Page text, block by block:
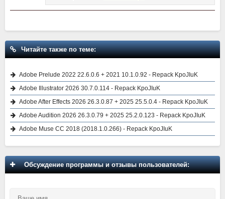
Читайте также по теме:
Adobe Prelude 2022 22.6.0.6 + 2021 10.1.0.92 - Repack KpoJIuK
Adobe Illustrator 2026 30.7.0.114 - Repack KpoJIuK
Adobe After Effects 2026 26.3.0.87 + 2025 25.5.0.4 - Repack KpoJIuK
Adobe Audition 2026 26.3.0.79 + 2025 25.2.0.123 - Repack KpoJIuK
Adobe Muse CC 2018 (2018.1.0.266) - Repack KpoJIuK
Обсуждение программы и отзывы пользователей: